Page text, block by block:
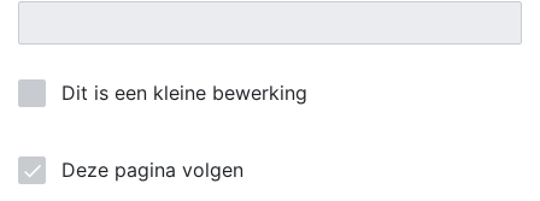
Dit is een kleine bewerking
Deze pagina volgen